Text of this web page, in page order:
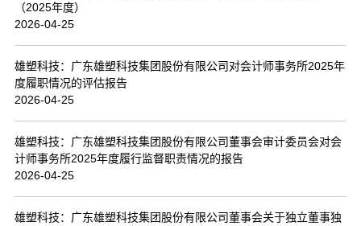
（2025年度）
2026-04-25
雄塑科技：广东雄塑科技集团股份有限公司对会计师事务所2025年
度履职情况的评估报告
2026-04-25
雄塑科技：广东雄塑科技集团股份有限公司董事会审计委员会对会
计师事务所2025年度履行监督职责情况的报告
2026-04-25
雄塑科技：广东雄塑科技集团股份有限公司董事会关于独立董事独